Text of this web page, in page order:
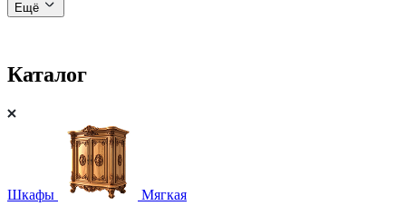
Ещё
Каталог
Шкафы Мягкая